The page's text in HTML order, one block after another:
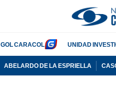
GOL CARACOL UNIDAD
ABELARDO DE LA ESPRIELLA